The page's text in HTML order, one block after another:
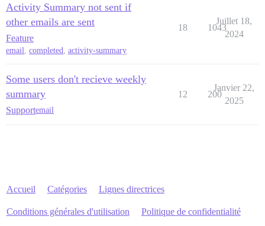
Activity Summary not sent if
other emails are sent
Feature
email completed activity-summary
18 1043
Juillet 18,
2024
Some users don't recieve weekly
summary
Supportemail
12 200
Janvier 22,
2025
Accueil Catégories Lignes directrices
Conditions générales d'utilisation Politique de confidentialité